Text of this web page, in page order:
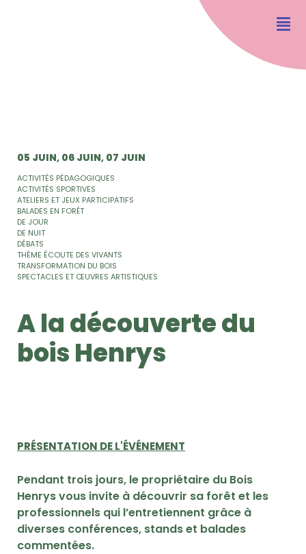
05 JUIN 06 JUIN 07 JUIN
ACTIVITÉS PÉDAGOGIQUES
ACTIVITÉS SPORTIVES
ATELIERS ET JEUX PARTICIPATIFS
BALADES EN FORÊT
DE JOUR
DE NUIT
DÉBATS
THÈME ÉCOUTE DES VIVANTS
TRANSFORMATION DU BOIS
SPECTACLES ET ŒUVRES ARTISTIQUES
A la découverte du
bois Henrys
PRÉSENTATION DE L'ÉVÉNEMENT
Pendant trois jours, le propriétaire du Bois
Henrys vous invite à découvrir sa forêt et les
professionnels qui l’entretiennent grâce à
diverses conférences, stands et balades
commentées.